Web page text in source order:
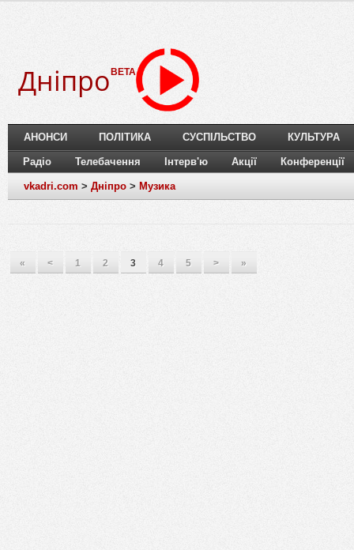
Дніпро BETA
АНОНСИ ПОЛІТИКА СУСПІЛЬСТВО КУЛЬТУРА
Радіо Телебачення Інтерв'ю Акції Конференції
vkadri.com > Дніпро > Музика
« < 1 2 3 4 5 > »